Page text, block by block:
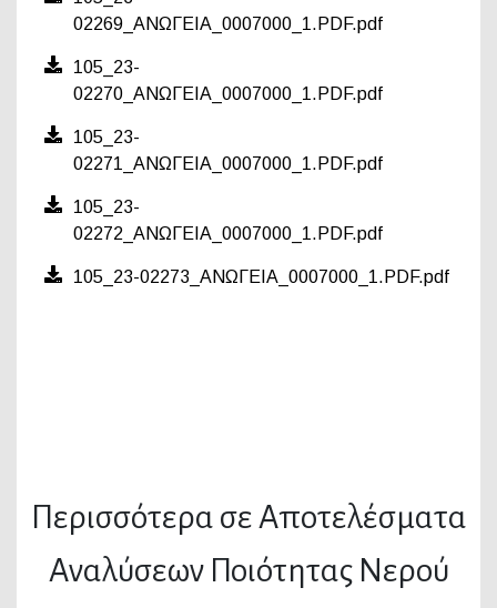
02269_ΑΝΩΓΕΙΑ_0007000_1.PDF.pdf
105_23-
02270_ΑΝΩΓΕΙΑ_0007000_1.PDF.pdf
105_23-
02271_ΑΝΩΓΕΙΑ_0007000_1.PDF.pdf
105_23-
02272_ΑΝΩΓΕΙΑ_0007000_1.PDF.pdf
105_23-02273_ΑΝΩΓΕΙΑ_0007000_1.PDF.pdf
Περισσότερα σε Αποτελέσματα
Αναλύσεων Ποιότητας Νερού